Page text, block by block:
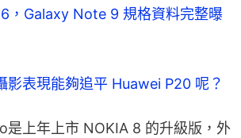
，Galaxy Note 9 規格資料完整曝
影表現能夠追平 Huawei P20 呢？
是上年上市 NOKIA 8 的升級版，外